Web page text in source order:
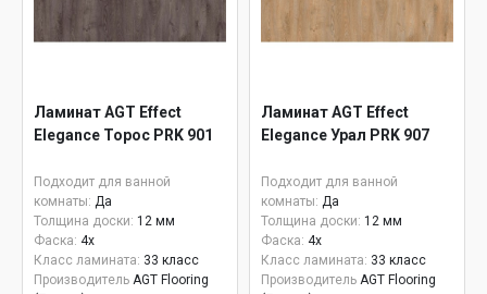
Ламинат AGT Effect
Elegance Торос PRK 901
Подходит для ванной
комнаты: Да
Толщина доски: 12 мм
Фаска: 4x
Класс ламината: 33 класс
Производитель AGT Flooring
Ламинат AGT Effect
Elegance Урал PRK 907
Подходит для ванной
комнаты: Да
Толщина доски: 12 мм
Фаска: 4x
Класс ламината: 33 класс
Производитель AGT Flooring